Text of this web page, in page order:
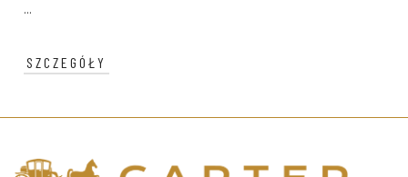
...
SZCZEGÓŁY